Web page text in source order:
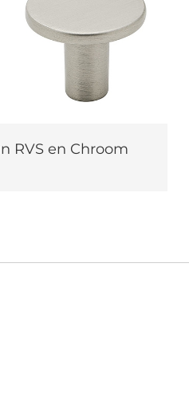
RVS en Chroom